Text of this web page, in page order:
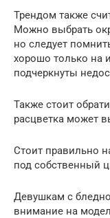
Трендом также
Можно выбрать
но следует
хорошо только на
подчеркнуты
Также стоит
расцветка может
Стоит правильно
под собственный
Девушкам с
внимание на